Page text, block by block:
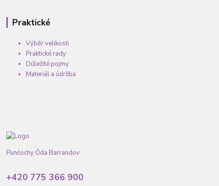
Praktické
Výběr velikosti
Praktické rady
Důležité pojmy
Materiál a údržba
Punčochy Óda Barrandov
+420 775 366 900